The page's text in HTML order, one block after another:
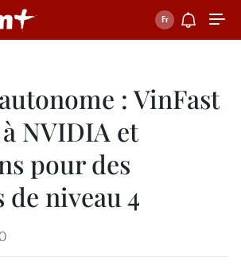
: VinFast
à NVIDIA et
pour des
niveau 4